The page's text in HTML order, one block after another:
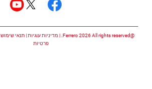
@Ferrero 2026 All rights reserved. מדיניות עוגיות תנאי שימוש
פרטיות